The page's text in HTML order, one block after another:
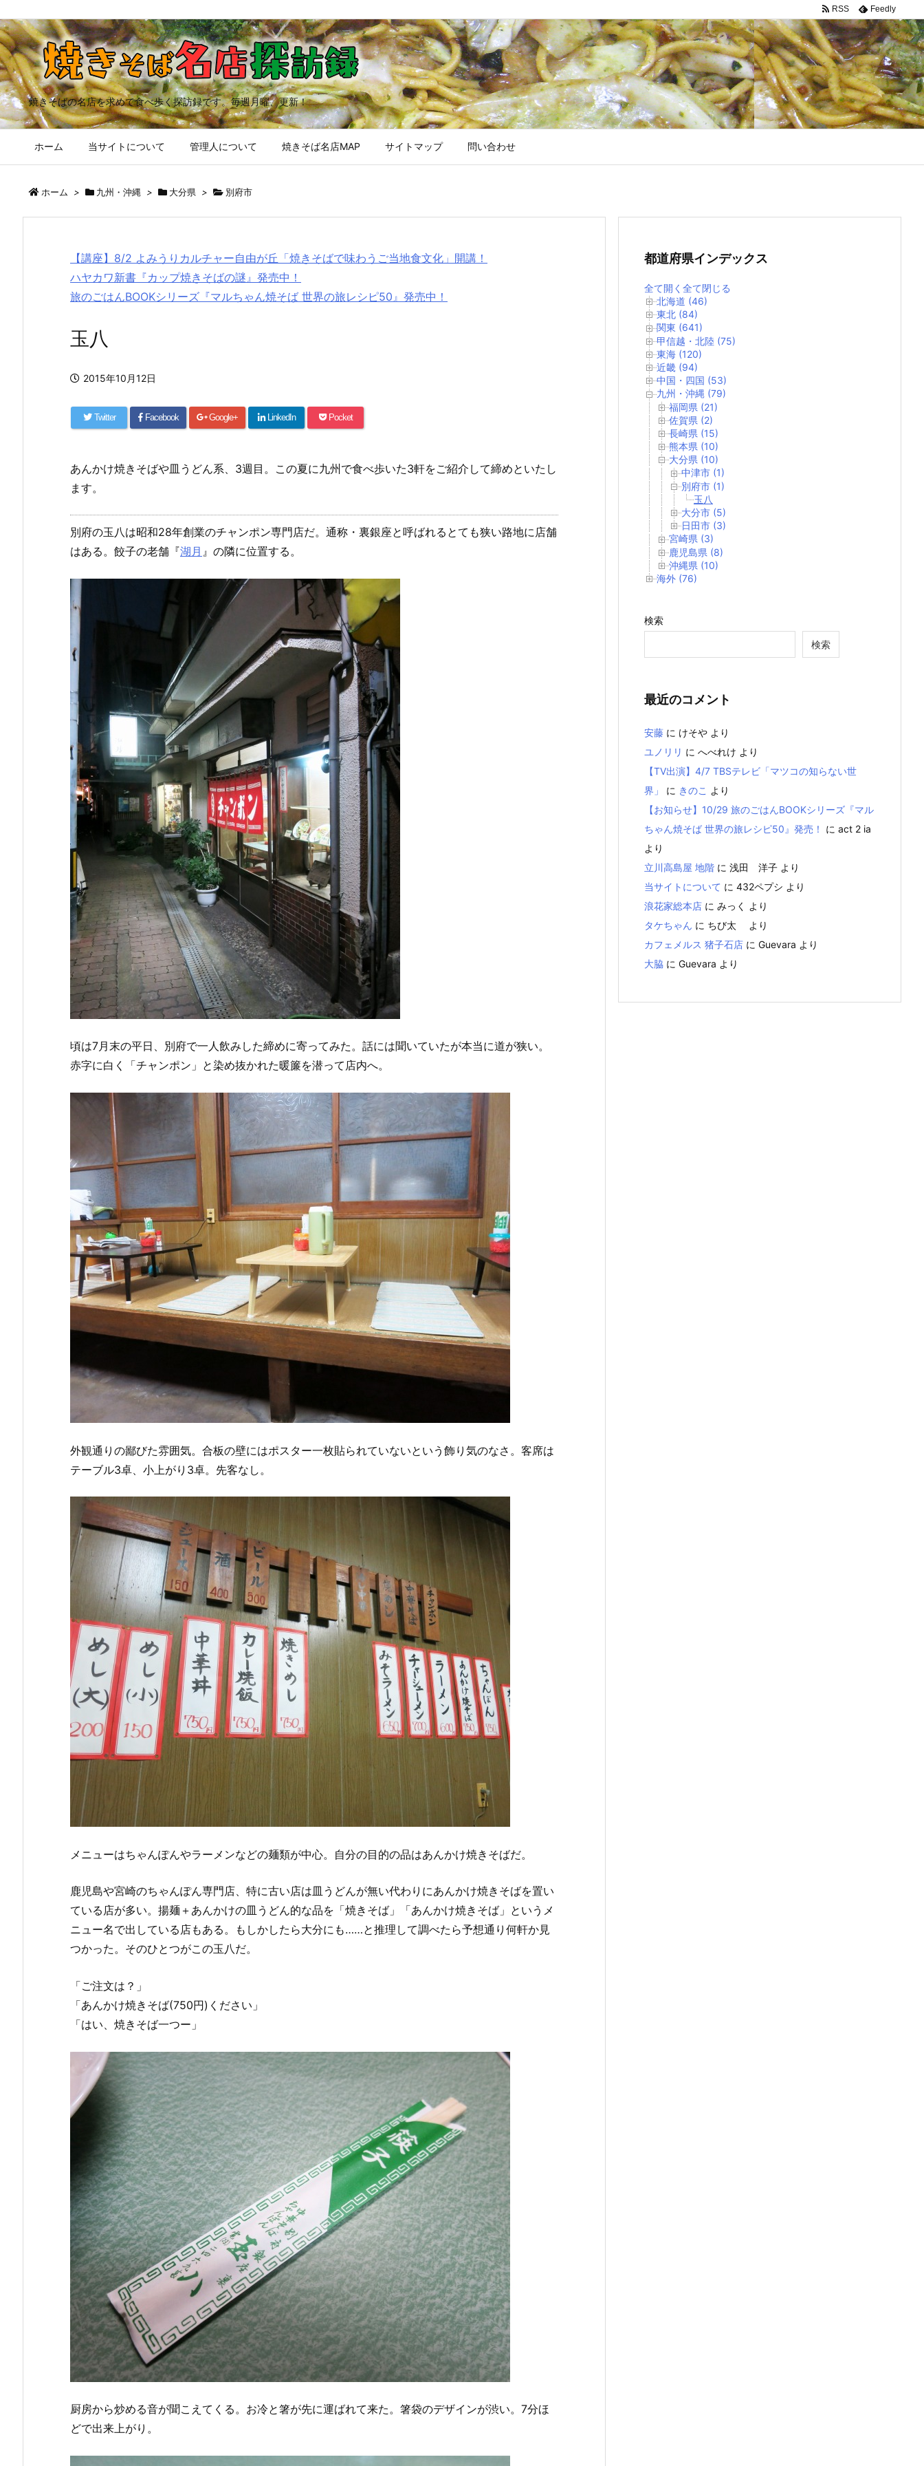
焼きそばの名店を求めて食べ歩く探訪録です。毎週月曜、更新！
ホーム 当サイトについて 管理人について 焼きそば名店MAP サイトマップ 問い合わせ
RSS Feedly
ホーム > 九州・沖縄 > 大分県 > 別府市
【講座】8/2 よみうりカルチャー自由が丘「焼きそばで味わうご当地食文化」開講！
ハヤカワ新書『カップ焼きそばの謎』発売中！
旅のごはんBOOKシリーズ『マルちゃん焼そば 世界の旅レシピ50』発売中！
玉八
2015年10月12日
Twitter Facebook Google+ LinkedIn Pocket
あんかけ焼きそばや皿うどん系、3週目。この夏に九州で食べ歩いた3軒をご紹介して締めといたし
ます。
別府の玉八は昭和28年創業のチャンポン専門店だ。通称・裏銀座と呼ばれるとても狭い路地に店舗
はある。餃子の老舗『湖月 』の隣に位置する。
頃は7月末の平日、別府で一人飲みした締めに寄ってみた。話には聞いていたが本当に道が狭い。
赤字に白く「チャンポン」と染め抜かれた暖簾を潜って店内へ。
外観通りの鄙びた雰囲気。合板の壁にはポスター一枚貼られていないという飾り気のなさ。客席は
テーブル3卓、小上がり3卓。先客なし。
メニューはちゃんぽんやラーメンなどの麺類が中心。自分の目的の品はあんかけ焼きそばだ。
鹿児島や宮崎のちゃんぽん専門店、特に古い店は皿うどんが無い代わりにあんかけ焼きそばを置い
ている店が多い。揚麺＋あんかけの皿うどん的な品を「焼きそば」「あんかけ焼きそば」というメ
ニュー名で出している店もある。もしかしたら大分にも……と推理して調べたら予想通り何軒か見
つかった。そのひとつがこの玉八だ。
「ご注文は？」
「あんかけ焼きそば(750円)ください」
「はい、焼きそば一つー」
厨房から炒める音が聞こえてくる。お冷と箸が先に運ばれて来た。箸袋のデザインが渋い。7分ほ
どで出来上がり。
都道府県インデックス
全て開く 全て閉じる
北海道 (46)
東北 (84)
関東 (641)
甲信越・北陸 (75)
東海 (120)
近畿 (94)
中国・四国 (53)
九州・沖縄 (79)
福岡県 (21)
佐賀県 (2)
長崎県 (15)
熊本県 (10)
大分県 (10)
中津市 (1)
別府市 (1)
玉八
大分市 (5)
日田市 (3)
宮崎県 (3)
鹿児島県 (8)
沖縄県 (10)
海外 (76)
検索
検索
最近のコメント
安藤 に けそや より
ユノリリ に へべれけ より
【TV出演】4/7 TBSテレビ「マツコの知らない世
界」
に きのこ より
【お知らせ】10/29 旅のごはんBOOKシリーズ『マル
ちゃん焼そば 世界の旅レシピ50』発売！
に act 2 ia
より
立川高島屋 地階 に 浅田 洋子 より
当サイトについて に 432ペプシ より
浪花家総本店 に みっく
より
タケちゃん に ちび太
より
カフェメルス 猪子石店 に Guevara より
大脇 に Guevara より